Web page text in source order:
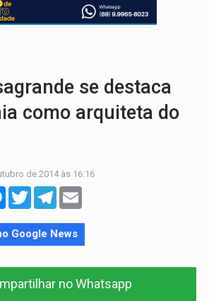
Dia dos pais deve movimentar R$ 8,5 bilhões e RO
se destaca
como arquiteta do
de 2014 às 16:16
Messenger
TwitterTelegram
Google News
no Whatsapp